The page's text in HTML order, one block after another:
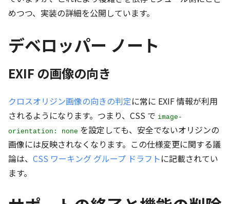
めつつ、実装の詳細を公開しています。
デベロッパー ノート
EXIF の画像の向き
クロスオリジン画像の向きの判定に常に EXIF 情報が利用
されるようになります。つまり、CSS で image-
orientation: none を設定しても、安全でないオリジンの
画像には反映されなくなります。この仕様変更に関する議
論は、 CSS ワーキング グループ ドラフトに記載されてい
ます。